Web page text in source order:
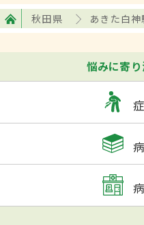
秋田県 あきた白神
悩みに寄